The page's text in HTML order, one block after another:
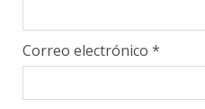
Correo electrónico *